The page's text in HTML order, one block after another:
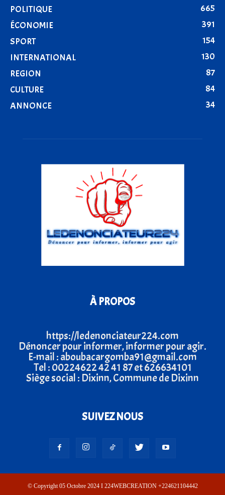
POLITIQUE
665
ÉCONOMIE
391
SPORT
154
INTERNATIONAL
130
REGION
87
CULTURE
84
ANNONCE
34
À PROPOS
https://ledenonciateur224.com
Dénoncer pour informer, informer pour agir.
E-mail : aboubacargomba91@gmail.com
Tel : 00224622 42 41 87 et 626634101
Siège social : Dixinn, Commune de Dixinn
SUIVEZ NOUS
© Copyright 05 Octobre 2024 I 224WEBCREATION +224621104442